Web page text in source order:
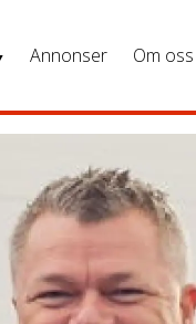
Annonser Om oss